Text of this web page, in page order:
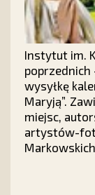
Instytut im.
wysyłkę
Maryją”.
miejsc,
artystów-